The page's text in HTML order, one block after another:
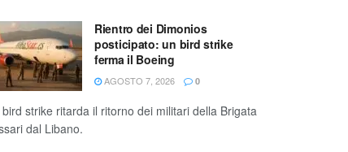
Rientro dei Dimonios
posticipato: un bird strike
ferma il Boeing
AGOSTO 7, 2026 0
bird strike ritarda il ritorno dei militari della Brigata
dal Libano.